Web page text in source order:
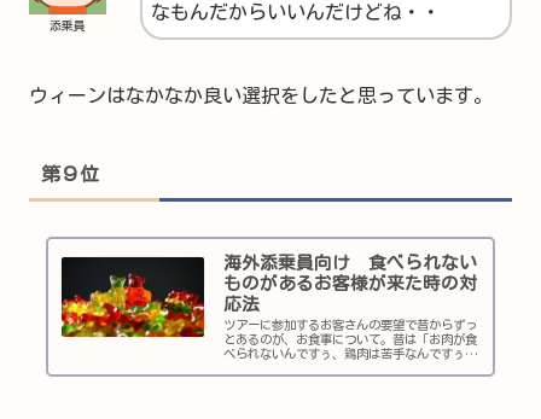
添乗員
なもんだからいいんだけどね・・
ウィーンはなかなか良い選択をしたと思っています。
第９位
海外添乗員向け 食べられない
ものがあるお客様が来た時の対
応法
ツアーに参加するお客さんの要望で昔からずっ
とあるのが、お食事について。昔は「お肉が食
べられないんですぅ、鶏肉は苦手なんですぅ